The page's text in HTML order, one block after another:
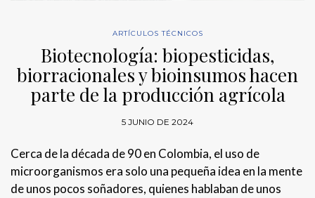
ARTÍCULOS TÉCNICOS
Biotecnología: biopesticidas,
biorracionales y bioinsumos hacen
parte de la producción agrícola
5 JUNIO DE 2024
Cerca de la década de 90 en Colombia, el uso de
microorganismos era solo una pequeña idea en la mente
de unos pocos soñadores, quienes hablaban de unos